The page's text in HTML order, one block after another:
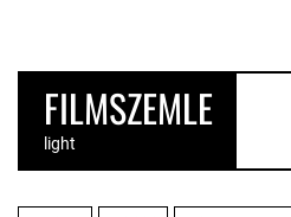
the
contentFILMSZEMLE
light